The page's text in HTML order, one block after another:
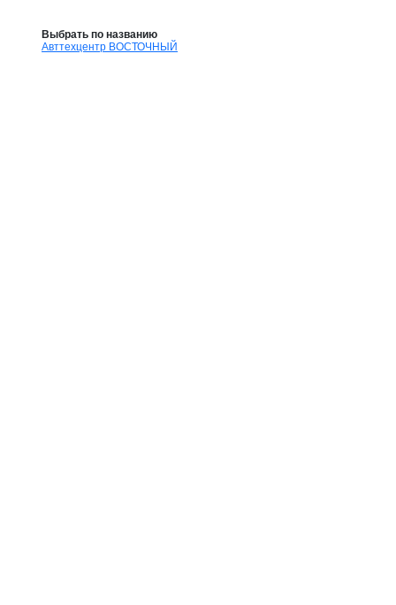
Выбрать по названию
Авттехцентр ВОСТОЧНЫЙ